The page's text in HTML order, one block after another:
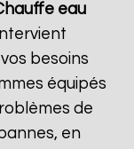
eau
besoins
équipés
de
en